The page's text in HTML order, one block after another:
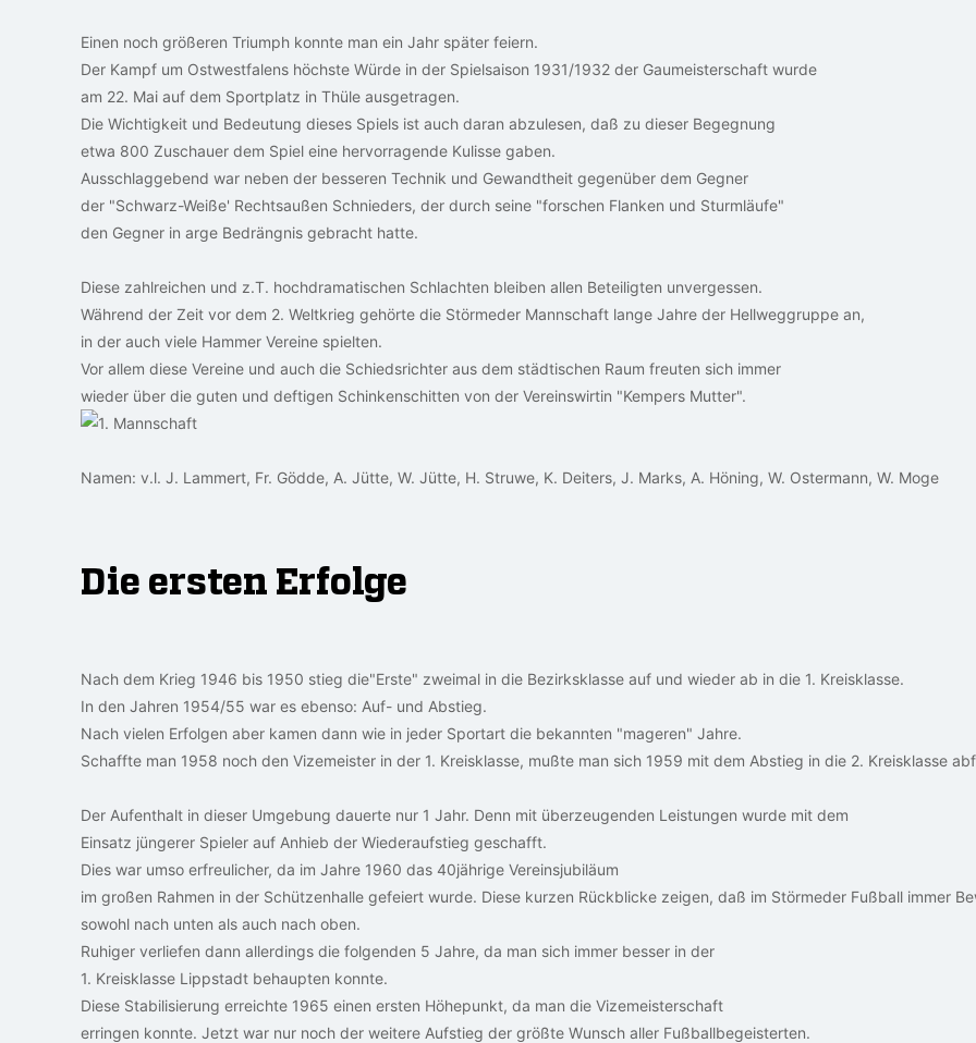
Einen noch größeren Triumph konnte man ein Jahr später feiern.
Der Kampf um Ostwestfalens höchste Würde in der Spielsaison 1931/1932 der Gaumeisterschaft wurde
am 22. Mai auf dem Sportplatz in Thüle ausgetragen.
Die Wichtigkeit und Bedeutung dieses Spiels ist auch daran abzulesen, daß zu dieser Begegnung
etwa 800 Zuschauer dem Spiel eine hervorragende Kulisse gaben.
Ausschlaggebend war neben der besseren Technik und Gewandtheit gegenüber dem Gegner
der "Schwarz-Weiße' Rechtsaußen Schnieders, der durch seine "forschen Flanken und Sturmläufe"
den Gegner in arge Bedrängnis gebracht hatte.
Diese zahlreichen und z.T. hochdramatischen Schlachten bleiben allen Beteiligten unvergessen.
Während der Zeit vor dem 2. Weltkrieg gehörte die Störmeder Mannschaft lange Jahre der Hellweggruppe an,
in der auch viele Hammer Vereine spielten.
Vor allem diese Vereine und auch die Schiedsrichter aus dem städtischen Raum freuten sich immer
wieder über die guten und deftigen Schinkenschitten von der Vereinswirtin "Kempers Mutter".
Namen: v.l. J. Lammert, Fr. Gödde, A. Jütte, W. Jütte, H. Struwe, K. Deiters, J. Marks, A. Höning, W. Ostermann, W. Moge
Die ersten Erfolge
Nach dem Krieg 1946 bis 1950 stieg die"Erste" zweimal in die Bezirksklasse auf und wieder ab in die 1. Kreisklasse.
In den Jahren 1954/55 war es ebenso: Auf- und Abstieg.
Nach vielen Erfolgen aber kamen dann wie in jeder Sportart die bekannten "mageren" Jahre.
Schaffte man 1958 noch den Vizemeister in der 1. Kreisklasse, mußte man sich 1959 mit dem Abstieg in die 2. Kreisklasse
Der Aufenthalt in dieser Umgebung dauerte nur 1 Jahr. Denn mit überzeugenden Leistungen wurde mit dem
Einsatz jüngerer Spieler auf Anhieb der Wiederaufstieg geschafft.
Dies war umso erfreulicher, da im Jahre 1960 das 40jährige Vereinsjubiläum
im großen Rahmen in der Schützenhalle gefeiert wurde. Diese kurzen Rückblicke zeigen, daß im Störmeder Fußball immer
sowohl nach unten als auch nach oben.
Ruhiger verliefen dann allerdings die folgenden 5 Jahre, da man sich immer besser in der
1. Kreisklasse Lippstadt behaupten konnte.
Diese Stabilisierung erreichte 1965 einen ersten Höhepunkt, da man die Vizemeisterschaft
erringen konnte. Jetzt war nur noch der weitere Aufstieg der größte Wunsch aller Fußballbegeisterten.